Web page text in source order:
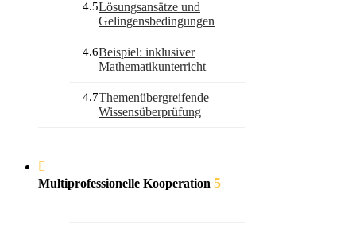
4.5Lösungsansätze und
Gelingensbedingungen
4.6Beispiel: inklusiver
Mathematikunterricht
4.7Themenübergreifende
Wissensüberprüfung
Multiprofessionelle Kooperation 5